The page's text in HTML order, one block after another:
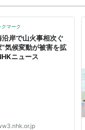
クマーク
沿岸で山火事相次ぐ
“気候変動が被害を拡
ニュース